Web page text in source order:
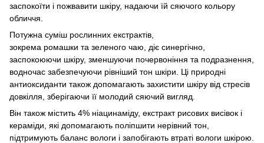
заспокоїти і пожвавити шкіру, надаючи їй сяючого кольору
обличчя.
Потужна суміш рослинних екстрактів,
зокрема ромашки та зеленого чаю, діє синергічно,
заспокоюючи шкіру, зменшуючи почервоніння та подразнення,
водночас забезпечуючи рівніший тон шкіри. Ці природні
антиоксиданти також допомагають захистити шкіру від стресів
довкілля, зберігаючи її молодий сяючий вигляд.
Він також містить 4% ніацинаміду, екстракт рисових висівок і
кераміди, які допомагають поліпшити нерівний тон,
підтримують баланс вологи і запобігають втраті вологи шкірою.